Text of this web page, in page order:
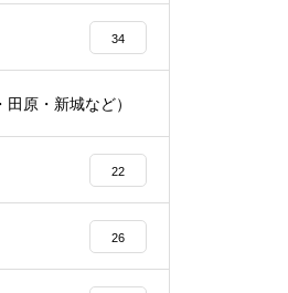
34
原・新城など）
22
26